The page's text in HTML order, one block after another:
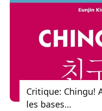
Critique: Chingu!
les bases…